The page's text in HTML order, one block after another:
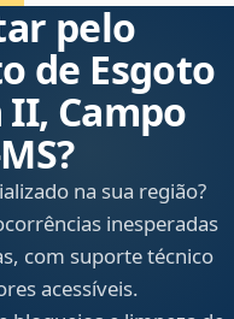
pelo
de Esgoto
Campo
na sua região?
inesperadas
com suporte técnico
acessíveis.